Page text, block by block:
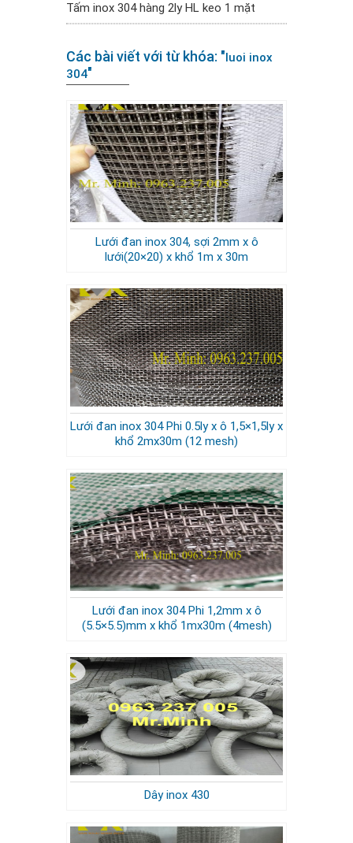
Tấm inox 304 hàng 2ly HL keo 1 mặt
Các bài viết với từ khóa: "luoi inox
304"
Lưới đan inox 304, sợi 2mm x ô
lưới(20×20) x khổ 1m x 30m
Lưới đan inox 304 Phi 0.5ly x ô 1,5×1,5ly x
khổ 2mx30m (12 mesh)
Lưới đan inox 304 Phi 1,2mm x ô
(5.5×5.5)mm x khổ 1mx30m (4mesh)
Dây inox 430